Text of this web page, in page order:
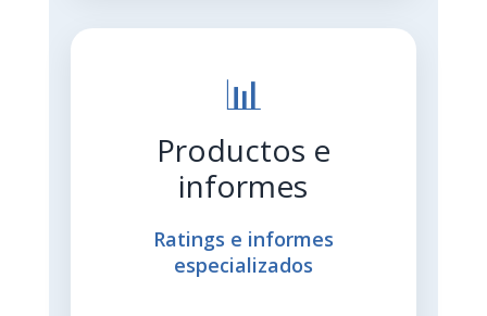
📊
Productos e
informes
Ratings e informes
especializados